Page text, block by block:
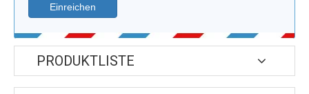
Einreichen
PRODUKTLISTE